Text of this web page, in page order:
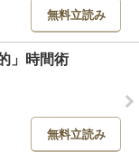
無料立読み
」時間術
無料立読み